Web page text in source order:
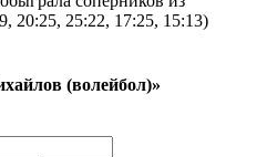
20:25, 25:22, 17:25, 15:13)
(волейбол)»